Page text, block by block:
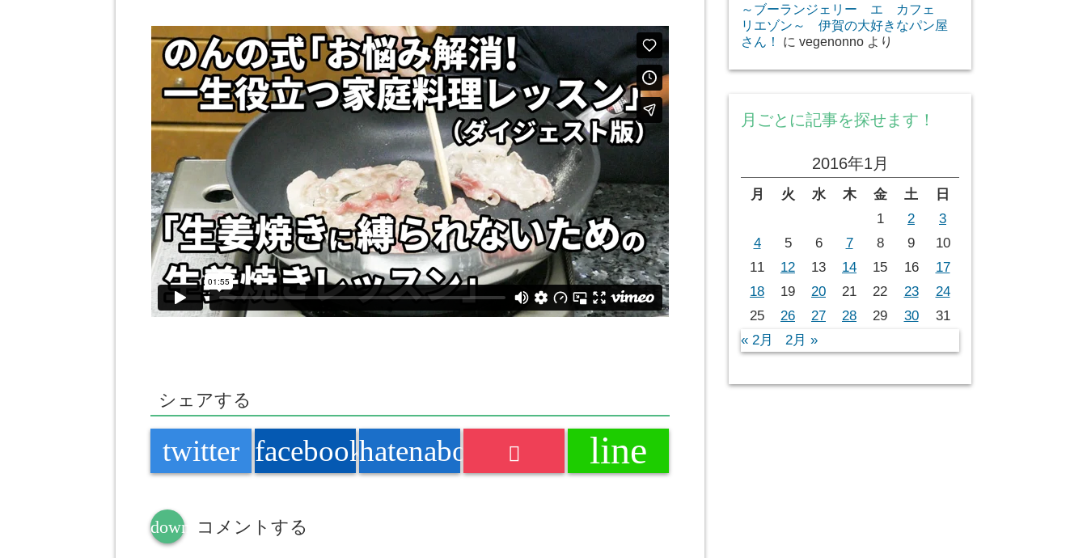
シェアする
twitter facebookhatenabookmark line
down コメントする
～ブーランジェリー エ カフェ
リエゾン～ 伊賀の大好きなパン屋
さん！
に vegenonno より
月ごとに記事を探せます！
2016年1月
月 火 水 木 金 土
日
1
2
3
4
5 6 7 8 9
10
11
12 13 14 15 16
17
18
19 20 21 22 23
24
25
26 27 28 29 30
31
« 2月
2月 »